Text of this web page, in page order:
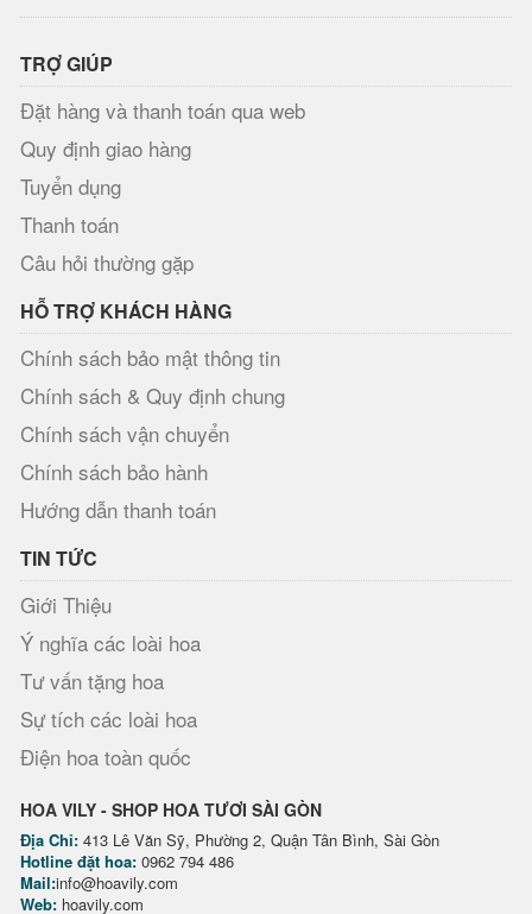
TRỢ GIÚP
Đặt hàng và thanh toán qua web
Quy định giao hàng
Tuyển dụng
Thanh toán
Câu hỏi thường gặp
HỖ TRỢ KHÁCH HÀNG
Chính sách bảo mật thông tin
Chính sách & Quy định chung
Chính sách vận chuyển
Chính sách bảo hành
Hướng dẫn thanh toán
TIN TỨC
Giới Thiệu
Ý nghĩa các loài hoa
Tư vấn tặng hoa
Sự tích các loài hoa
Điện hoa toàn quốc
HOA VILY - SHOP HOA TƯƠI SÀI GÒN
Địa Chỉ: 413 Lê Văn Sỹ, Phường 2, Quận Tân Bình, Sài Gòn
Hotline đặt hoa: 0962 794 486
Mail:info@hoavily.com
Web: hoavily.com